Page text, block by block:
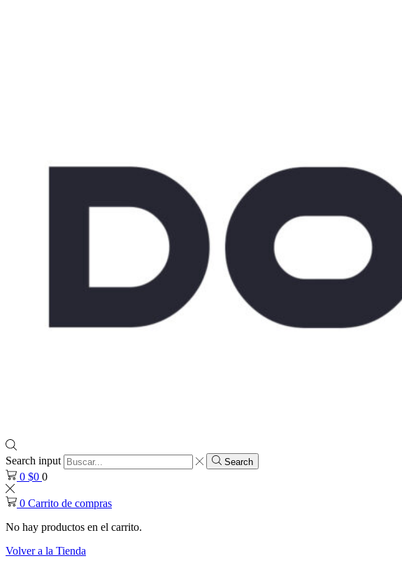
Search input Search
0 $0 0
0 Carrito de compras
No hay productos en el carrito.
Volver a la Tienda